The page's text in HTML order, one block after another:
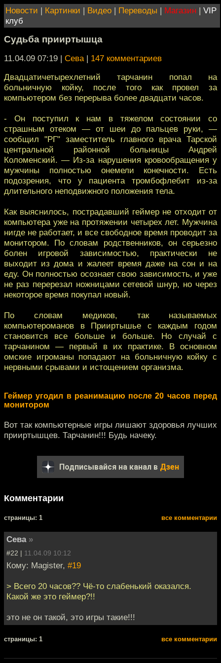
Новости | Картинки | Видео | Переводы | Магазин | VIP
клуб
Судьба прииртышца
11.04.09 07:19 | Сева| 147 комментариев
Двадцатичетырехлетний тарчанин попал на
больничную койку, после того как провел за
компьютером без перерыва более двадцати часов.
- Он поступил к нам в тяжелом состоянии со
страшным отеком — от шеи до пальцев руки, —
сообщил "РГ" заместитель главного врача Тарской
центральной районной больницы Андрей
Коломенский. — Из-за нарушения кровообращения у
мужчины полностью онемели конечности. Есть
подозрения, что у пациента тромбофлебит из-за
длительного неподвижного положения тела.
Как выяснилось, пострадавший геймер не отходит от
компьютера уже на протяжении четырех лет. Мужчина
нигде не работает, и все свободное время проводит за
монитором. По словам родственников, он серьезно
болен игровой зависимостью, практически не
выходит из дома и жалеет время даже на сон и на
еду. Он полностью осознает свою зависимость, и уже
не раз перерезал ножницами сетевой шнур, но через
некоторое время покупал новый.
По словам медиков, так называемых
компьютероманов в Прииртышье с каждым годом
становится все больше и больше. Но случай с
тарчанином — первый в их практике. В основном
омские игроманы попадают на больничную койку с
нервными срывами и истощением организма.
Геймер угодил в реанимацию после 20 часов перед
монитором
Вот так компьютерные игры лишают здоровья лучших
прииртышцев. Тарчанин!!! Будь начеку.
Подписывайся на канал в Дзен
Комментарии
cтраницы: 1 все комментарии
Сева »
#22 | 11.04.09 10:12
Кому: Magister, #19
> Всего 20 часов?? Чё-то слабенький оказался.
Какой же это геймер?!!
это не он такой, это игры такие!!!
cтраницы: 1 все комментарии